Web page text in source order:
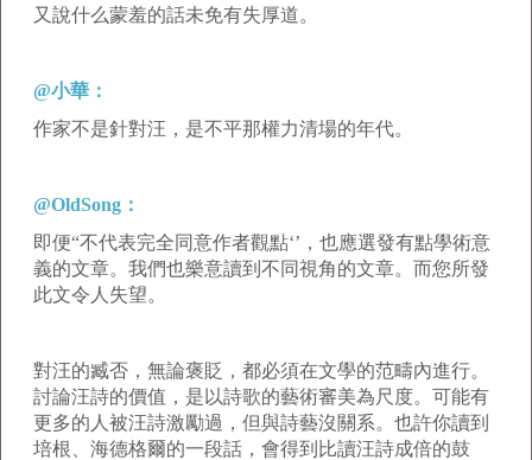
又說什么蒙羞的話未免有失厚道。
@小華：
作家不是針對汪，是不平那權力清場的年代。
@OldSong：
即便“不代表完全同意作者觀點‘’，也應選發有點學術意
義的文章。我們也樂意讀到不同視角的文章。而您所發
此文令人失望。
對汪的臧否，無論褒貶，都必須在文學的范疇內進行。
討論汪詩的價值，是以詩歌的藝術審美為尺度。可能有
更多的人被汪詩激勵過，但與詩藝沒關系。也許你讀到
培根、海德格爾的一段話，會得到比讀汪詩成倍的鼓